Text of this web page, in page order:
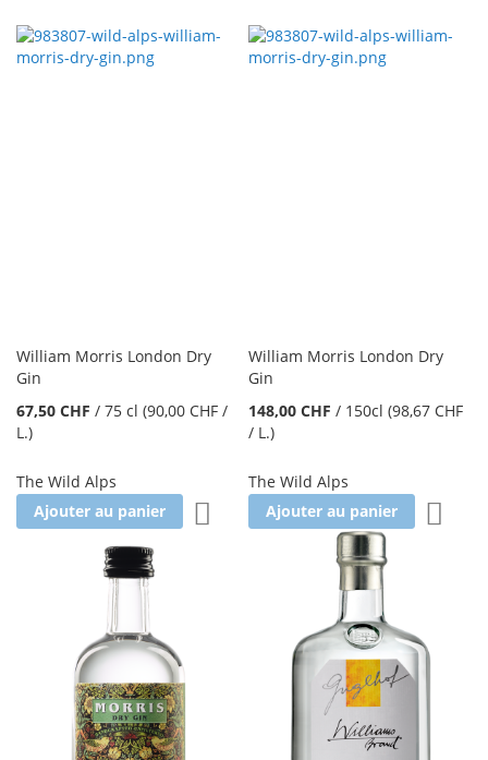
William Morris London Dry
Gin
67,50 CHF / 75 cl (90,00 CHF /
L.)
The Wild Alps
Ajouter au panier
Ajouter à la liste d'achats
William Morris London Dry
Gin
148,00 CHF / 150cl (98,67 CHF
/ L.)
The Wild Alps
Ajouter au panier